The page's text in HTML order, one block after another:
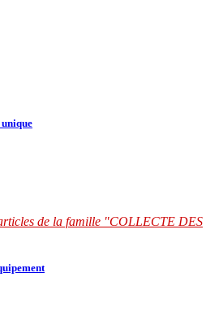
unique
de la famille "COLLECTE DES